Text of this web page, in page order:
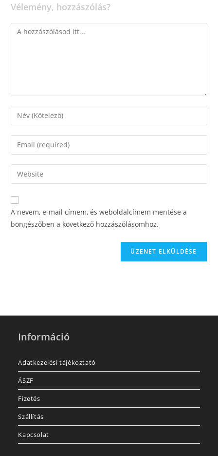
Vélemény, hozzászólás?
A nevem, e-mail címem, és weboldalcímem mentése a
böngészőben a következő hozzászólásomhoz.
Információ
Adatkezelési tájékoztató
ÁSZF
Fizetés
Szállítás
Kapcsolat